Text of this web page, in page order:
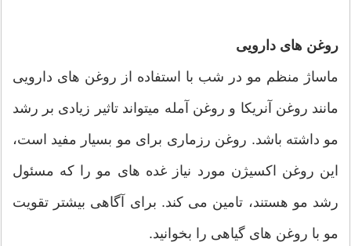
روغن­ های دارویی
ماساژ منظم مو در شب با استفاده از روغن­ های دارویی
مانند روغن آنریکا و روغن آمله میتواند تاثیر زیادی بر رشد
مو داشته باشد. روغن رزماری برای مو بسیار مفید است،
این روغن اکسیژن مورد نیاز غده­ های مو را که مسئول
رشد مو هستند، تامین می­ کند. برای آگاهی بیشتر تقویت
مو با روغن های گیاهی را بخوانید.